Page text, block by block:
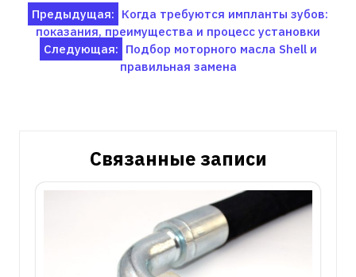
Навигация
по
записям
Предыдущая: Когда требуются импланты зубов:
показания, преимущества и процесс установки
Следующая: Подбор моторного масла Shell и
правильная замена
Связанные записи